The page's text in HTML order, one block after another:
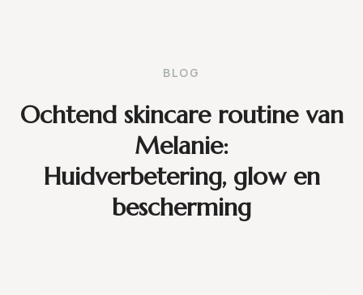
BLOG
Ochtend skincare routine van
Melanie:
Huidverbetering, glow en
bescherming